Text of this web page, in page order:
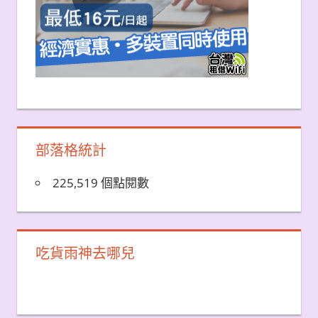
部落格統計
225,519 個點閱數
吃貨雨神去哪兒